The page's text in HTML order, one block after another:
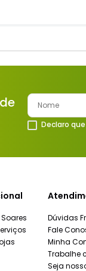
Declaro
Dúvidas
Fale
Minha
Trabalhe
Seja